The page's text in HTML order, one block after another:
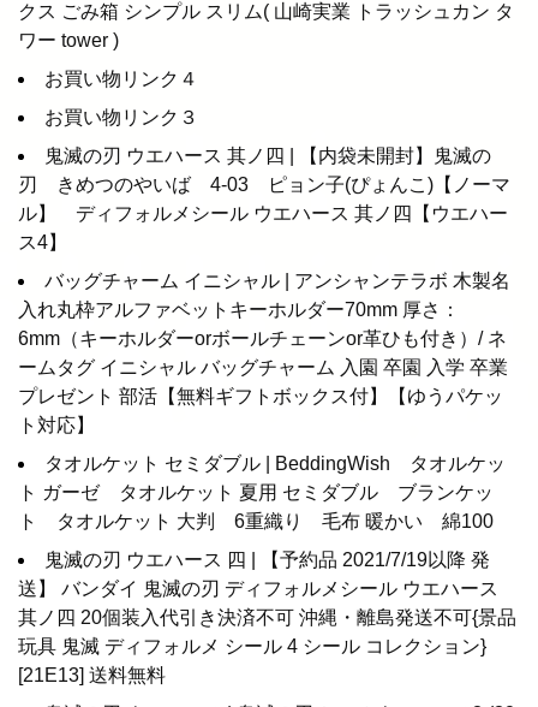
クス ごみ箱 シンプル スリム( 山崎実業 トラッシュカン タ
ワー tower )
お買い物リンク４
お買い物リンク３
鬼滅の刃 ウエハース 其ノ四 | 【内袋未開封】鬼滅の
刃 きめつのやいば 4-03 ピョン子(ぴょんこ)【ノーマ
ル】 ディフォルメシール ウエハース 其ノ四【ウエハー
ス4】
バッグチャーム イニシャル | アンシャンテラボ 木製名
入れ丸枠アルファベットキーホルダー70mm 厚さ：
6mm（キーホルダーorボールチェーンor革ひも付き）/ ネ
ームタグ イニシャル バッグチャーム 入園 卒園 入学 卒業
プレゼント 部活【無料ギフトボックス付】【ゆうパケッ
ト対応】
タオルケット セミダブル | BeddingWish タオルケッ
ト ガーゼ タオルケット 夏用 セミダブル ブランケッ
ト タオルケット 大判 6重織り 毛布 暖かい 綿100
鬼滅の刃 ウエハース 四 | 【予約品 2021/7/19以降 発
送】 バンダイ 鬼滅の刃 ディフォルメシール ウエハース
其ノ四 20個装入代引き決済不可 沖縄・離島発送不可{景品
玩具 鬼滅 ディフォルメ シール 4 シール コレクション}
[21E13] 送料無料